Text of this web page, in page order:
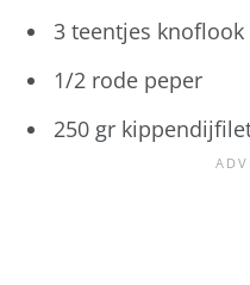
3 teentjes knoflook
1/2 rode peper
250 gr